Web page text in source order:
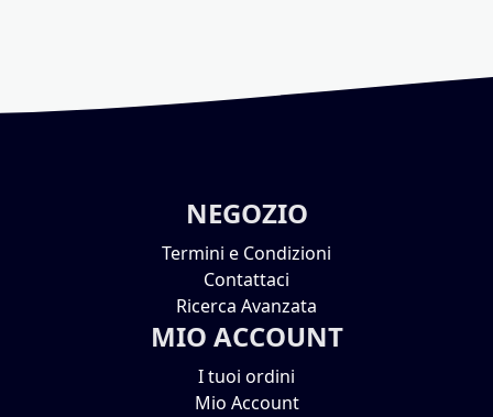
NEGOZIO
Termini e Condizioni
Contattaci
Ricerca Avanzata
MIO ACCOUNT
I tuoi ordini
Mio Account